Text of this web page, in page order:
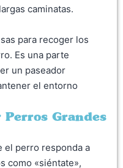
caminatas.
para recoger los
Es una parte
un paseador
el entorno
Perros Grandes
el perro responda a
como «siéntate»,